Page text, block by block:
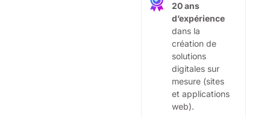
20 ans
d’expérience
dans la
création de
solutions
digitales sur
mesure (sites
et applications
web).